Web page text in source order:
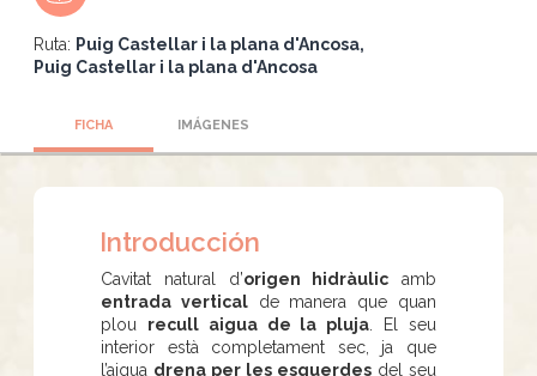
Ruta: Puig Castellar i la plana d'Ancosa
Puig Castellar i la plana d'Ancosa
FICHA IMÁGENES
Introducción
Cavitat natural d’origen hidràulic amb
entrada verticalde manera que quan
plou recull aigua de la pluja . El seu
interior està completament sec, ja que
l’aigua drena per les esquerdes del seu